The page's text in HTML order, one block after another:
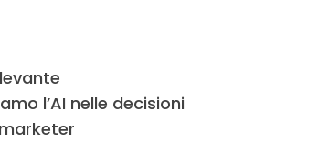
l’AI nelle decisioni